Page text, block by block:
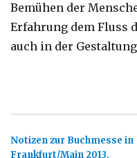
Bemühen der
Erfahrung dem Fluss
auch in der
Notizen zur Buchmesse in
Frankfurt/Main 2013,